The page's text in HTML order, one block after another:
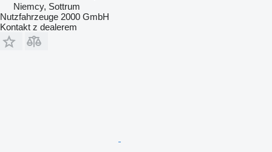
Niemcy, Sottrum
Nutzfahrzeuge 2000 GmbH
Kontakt z dealerem